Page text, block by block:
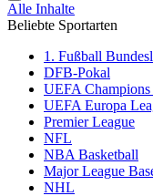
Alle Inhalte
Beliebte Sportarten
1. Fußball
DFB-Pokal
UEFA Champions
UEFA Europa
Premier League
NFL
NBA Basketball
Major League
NHL